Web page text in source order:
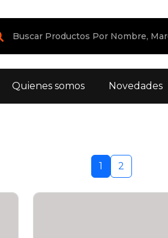
Quienes somos Novedades
1 2